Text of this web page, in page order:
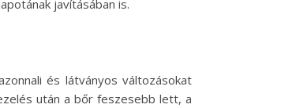
javításában is.
és látványos változásokat
után a bőr feszesebb lett, a